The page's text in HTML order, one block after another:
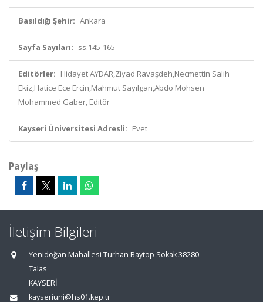
Basıldığı Şehir: Ankara
Sayfa Sayıları: ss.145-165
Editörler: Hidayet AYDAR,Ziyad Ravaşdeh,Necmettin Salih
Ekiz,Hatice Ece Erçin,Mahmut Sayılgan,Abdo Mohsen
Mohammed Gaber, Editör
Kayseri Üniversitesi Adresli: Evet
Paylaş
İletişim Bilgileri
Yenidoğan Mahallesi Turhan Baytop Sokak 38280
Talas
KAYSERİ
kayseriuni@hs01.kep.tr